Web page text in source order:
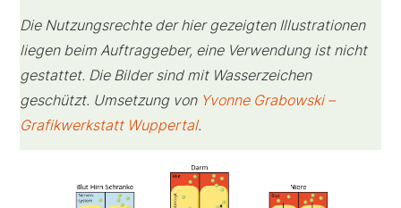
Die Nutzungsrechte der hier gezeigten Illustrationen
liegen beim Auftraggeber, eine Verwendung ist nicht
gestattet. Die Bilder sind mit Wasserzeichen
geschützt. Umsetzung von Yvonne Grabowski –
Grafikwerkstatt Wuppertal.